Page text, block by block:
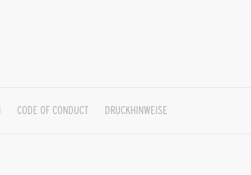
CODE OF CONDUCT DRUCKHINWEISE